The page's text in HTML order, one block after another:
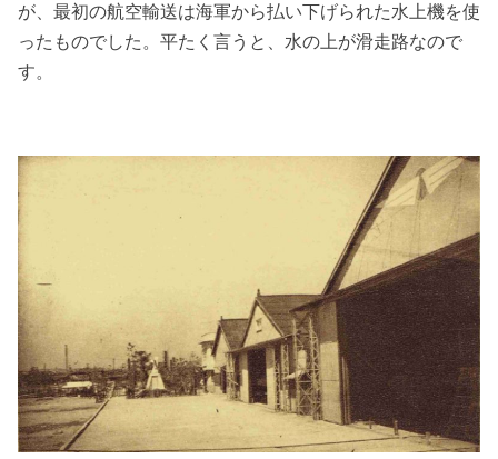
が、最初の航空輸送は海軍から払い下げられた水上機を使
ったものでした。平たく言うと、水の上が滑走路なので
す。